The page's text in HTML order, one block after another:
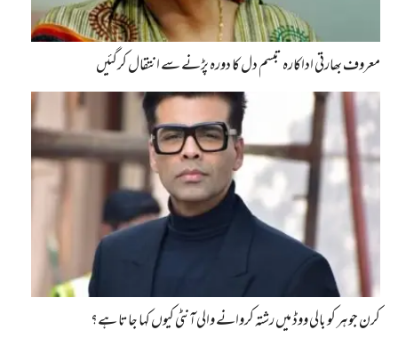
معروف بھارتی اداکارہ تبسم دل کا دورہ پڑنے سے انتقال کرگئیں
کرن جوہر کو بالی ووڈ میں رشتہ کروانے والی آنٹی کیوں کہا جاتا ہے؟